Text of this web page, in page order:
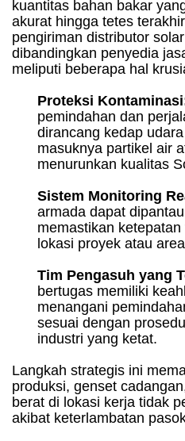
kuantitas bahan bakar
akurat hingga tetes
pengiriman distributor
dibandingkan penyedia
meliputi beberapa hal
Proteksi
pemindahan dan
dirancang kedap
masuknya partikel air
menurunkan kualitas
Sistem Monitoring
armada dapat
memastikan
lokasi proyek atau
Tim Pengasuh yang
bertugas memiliki
menangani
sesuai dengan
industri yang ketat.
Langkah strategis ini
produksi, genset
berat di lokasi kerja tidak
akibat keterlambatan